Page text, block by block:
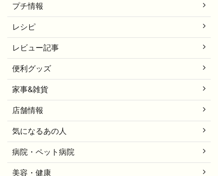
プチ情報
レシピ
レビュー記事
便利グッズ
家事&雑貨
店舗情報
気になるあの人
病院・ペット病院
美容・健康